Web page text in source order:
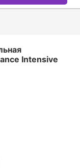
Intensive